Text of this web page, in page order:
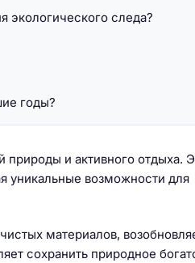
и активного отдыха.
уникальные возможности для
материалов,
сохранить природное
экологического следа?
годы?